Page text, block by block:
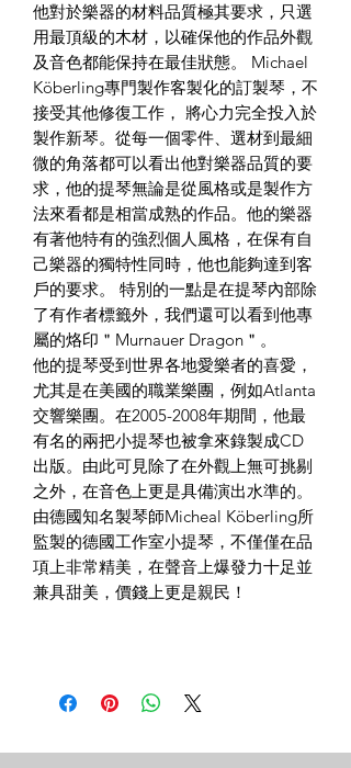
他對於樂器的材料品質極其要求，只選
用最頂級的木材，以確保他的作品外觀
及音色都能保持在最佳狀態。 Michael
Köberling專門製作客製化的訂製琴，不
接受其他修復工作， 將心力完全投入於
製作新琴。從每一個零件、選材到最細
微的角落都可以看出他對樂器品質的要
求，他的提琴無論是從風格或是製作方
法來看都是相當成熟的作品。他的樂器
有著他特有的強烈個人風格，在保有自
己樂器的獨特性同時，他也能夠達到客
戶的要求。 特別的一點是在提琴內部除
了有作者標籤外，我們還可以看到他專
屬的烙印＂Murnauer Dragon＂。
他的提琴受到世界各地愛樂者的喜愛，
尤其是在美國的職業樂團，例如Atlanta
交響樂團。在2005-2008年期間，他最
有名的兩把小提琴也被拿來錄製成CD
出版。由此可見除了在外觀上無可挑剔
之外，在音色上更是具備演出水準的。
由德國知名製琴師Micheal Köberling所
監製的德國工作室小提琴，不僅僅在品
項上非常精美，在聲音上爆發力十足並
兼具甜美，價錢上更是親民！